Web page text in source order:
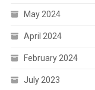
May 2024
April 2024
February 2024
July 2023